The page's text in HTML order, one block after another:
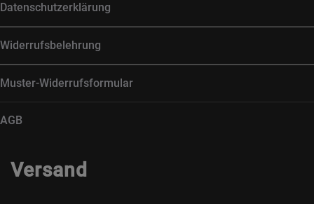
Datenschutzerklärung
Widerrufsbelehrung
Muster-Widerrufsformular
AGB
Versand